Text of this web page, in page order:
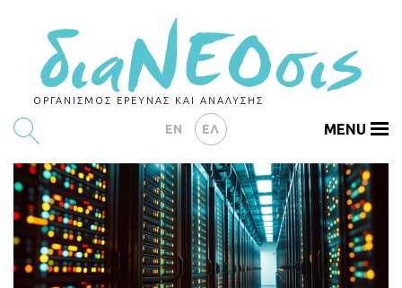
ΟΡΓΑΝΙΣΜΟΣ ΕΡΕΥΝΑΣ ΚΑΙ ΑΝΑΛΥΣΗΣ
EN ΕΛ
ΕΡΕΥΝΕΣ
ΑΡΘΡΟΓΡΑΦΙΑ
ΕΚΔΗΛΩΣΕΙΣ
MENU